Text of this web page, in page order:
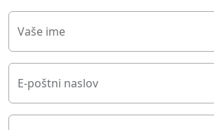
Vaše ime
E-poštni naslov